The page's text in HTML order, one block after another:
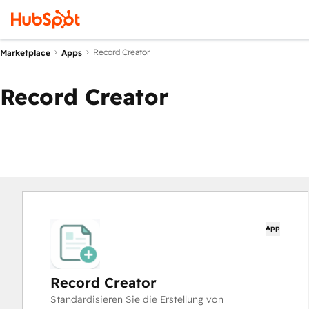
Marketplace Apps Record Creator
Record Creator
App
Record Creator
Standardisieren Sie die Erstellung von